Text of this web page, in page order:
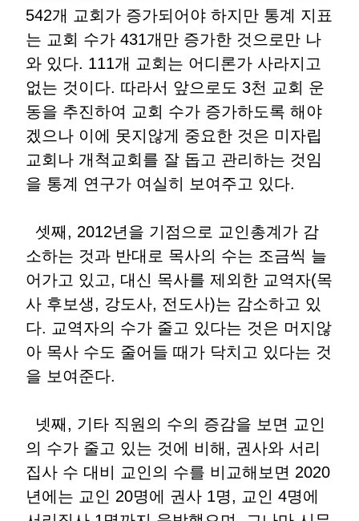
542개 교회가 증가되어야 하지만 통계 지표
는 교회 수가 431개만 증가한 것으로만 나
와 있다. 111개 교회는 어디론가 사라지고
없는 것이다. 따라서 앞으로도 3천 교회 운
동을 추진하여 교회 수가 증가하도록 해야
겠으나 이에 못지않게 중요한 것은 미자립
교회나 개척교회를 잘 돕고 관리하는 것임
을 통계 연구가 여실히 보여주고 있다.
셋째, 2012년을 기점으로 교인총계가 감
소하는 것과 반대로 목사의 수는 조금씩 늘
어가고 있고, 대신 목사를 제외한 교역자(목
사 후보생, 강도사, 전도사)는 감소하고 있
다. 교역자의 수가 줄고 있다는 것은 머지않
아 목사 수도 줄어들 때가 닥치고 있다는 것
을 보여준다.
넷째, 기타 직원의 수의 증감을 보면 교인
의 수가 줄고 있는 것에 비해, 권사와 서리
집사 수 대비 교인의 수를 비교해보면 2020
년에는 교인 20명에 권사 1명, 교인 4명에